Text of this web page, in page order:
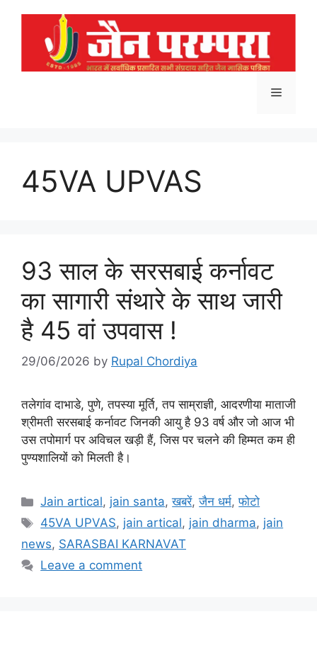
Menu
45VA UPVAS
93 साल के सरसबाई कर्नावट
का सागारी संथारे के साथ जारी
है 45 वां उपवास !
29/06/2026 by Rupal Chordiya
तलेगांव दाभाडे, पुणे, तपस्या मूर्ति, तप साम्राज्ञी, आदरणीया माताजी
श्रीमती सरसबाई कर्नावट जिनकी आयु है 93 वर्ष और जो आज भी
उस तपोमार्ग पर अविचल खड़ी हैं, जिस पर चलने की हिम्मत कम ही
पुण्यशालियों को मिलती है।
Categories
Jain artical, jain santa,खबरें,जैन धर्म,फोटो
Tags
45VA UPVAS, jain artical, jain dharma, jain
news, SARASBAI KARNAVAT
Leave a comment